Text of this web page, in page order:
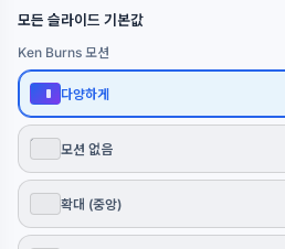
모든 슬라이드 기본값
Ken Burns 모션
다양하게
모션 없음
확대 (중앙)